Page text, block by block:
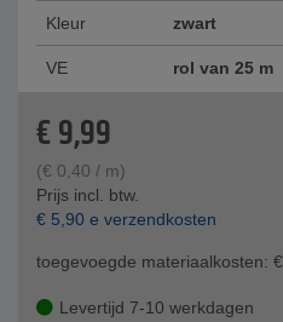
Kleur zwart
VE rol van 25 m
€9,99
(€ 0,40 / m)
Prijs incl. btw.
€ 5,90 e verzendkosten
toegevoegde materiaalkosten: €
Levertijd 7-10 werkdagen